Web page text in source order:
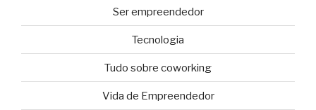
Ser empreendedor
Tecnologia
Tudo sobre coworking
Vida de Empreendedor